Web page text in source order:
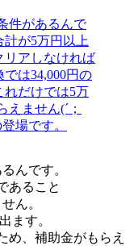
んです。
あること
ん。
ます。
め、補助金がもらえ